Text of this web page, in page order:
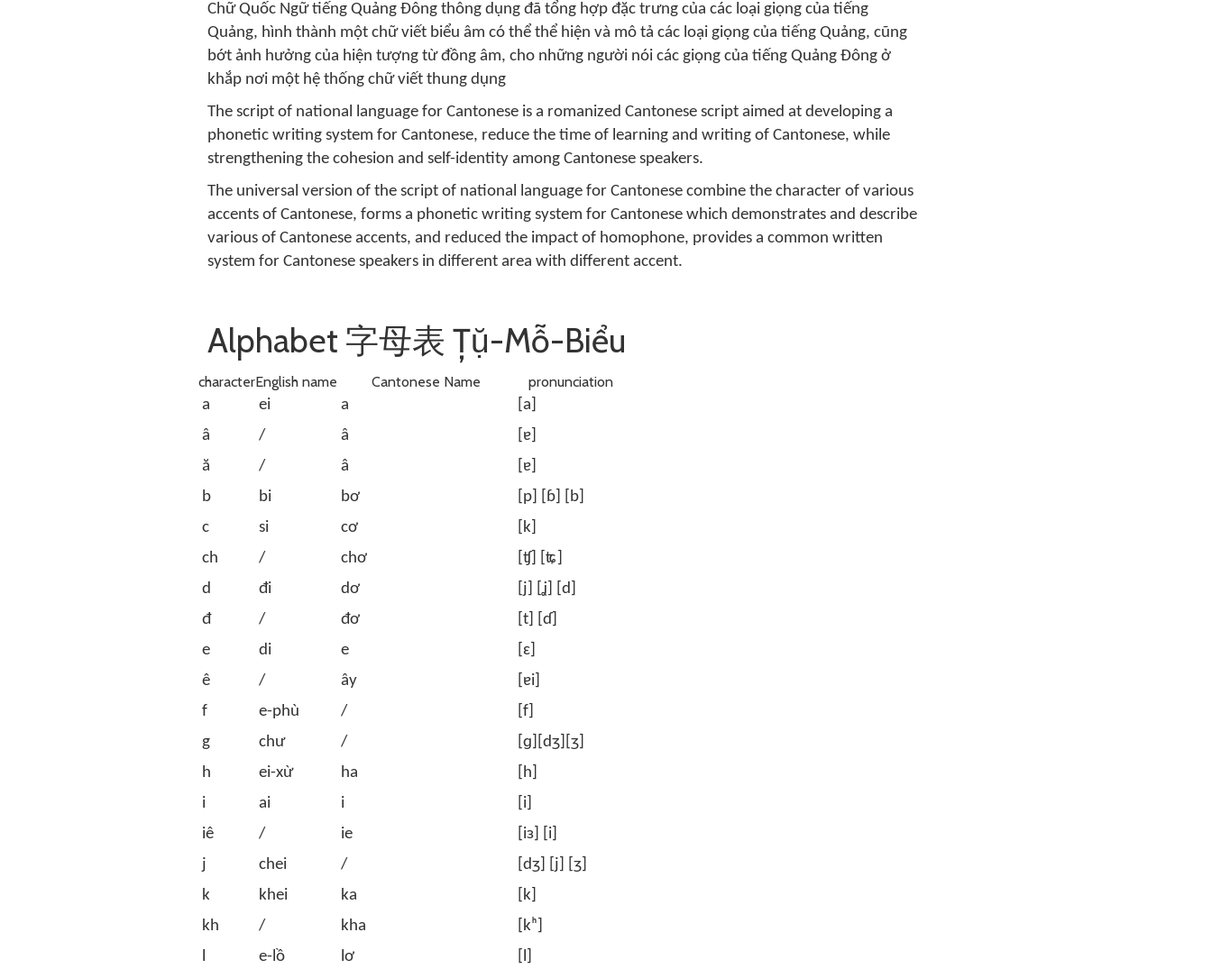
Chữ Quốc Ngữ tiếng Quảng Đông thông dụng đã tổng hợp đặc trưng của các loại giọng của tiếng
Quảng, hình thành một chữ viết biểu âm có thể thể hiện và mô tả các loại giọng của tiếng Quảng, cũng
bớt ảnh hưởng của hiện tượng từ đồng âm, cho những người nói các giọng của tiếng Quảng Đông ở
khắp nơi một hệ thống chữ viết thung dụng
The script of national language for Cantonese is a romanized Cantonese script aimed at developing a
phonetic writing system for Cantonese, reduce the time of learning and writing of Cantonese, while
strengthening the cohesion and self-identity among Cantonese speakers.
The universal version of the script of national language for Cantonese combine the character of various
accents of Cantonese, forms a phonetic writing system for Cantonese which demonstrates and describe
various of Cantonese accents, and reduced the impact of homophone, provides a common written
system for Cantonese speakers in different area with different accent.
Alphabet 字母表 Țụ̆-Mỗ-Biểu
characterEnglish name Cantonese Name
pronunciation
a
ei a
[a]
â
/ â
[ɐ]
ă
/ â
[ɐ]
b
bi bơ
[p] [ɓ] [b]
c
si cơ
[k]
ch
/ chơ
[ʧ] [ʨ]
d
đi dơ
[j] [ʝ] [d]
đ
/ đơ
[t] [ɗ]
e
di e
[ɛ]
ê
/ ây
[ɐi]
f
e-phù /
[f]
g
chư /
[ɡ][dʒ][ʒ]
h
ei-xừ ha
[h]
i
ai i
[i]
iê
/ ie
[iɜ] [i]
j
chei /
[dʒ] [j] [ʒ]
k
khei ka
[k]
kh
/ kha
[kʰ]
l
e-lồ lơ
[l]